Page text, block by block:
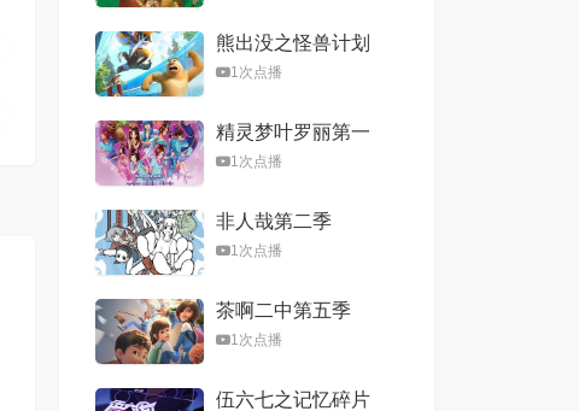
熊出没之怪兽计划
1次点播
精灵梦叶罗丽第一
季1次点播
非人哉第二季
1次点播
茶啊二中第五季
1次点播
伍六七之记忆碎片